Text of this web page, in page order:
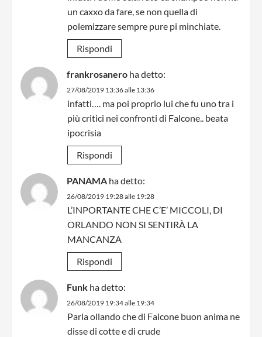
un caxxo da fare, se non quella di
polemizzare sempre pure pi minchiate.
Rispondi
frankrosanero ha detto:
27/08/2019 13:36 alle 13:36
infatti…. ma poi proprio lui che fu uno tra i
più critici nei confronti di Falcone.. beata
ipocrisia
Rispondi
PANAMA ha detto:
26/08/2019 19:28 alle 19:28
L’INPORTANTE CHE C’E’ MICCOLI, DI
ORLANDO NON SI SENTIRÀ LA
MANCANZA
Rispondi
Funk ha detto:
26/08/2019 19:34 alle 19:34
Parla ollando che di Falcone buon anima ne
disse di cotte e di crude